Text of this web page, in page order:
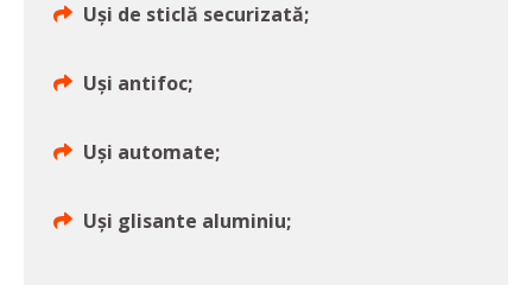
Uși de sticlă securizată;
Uși antifoc;
Uși automate;
Uși glisante aluminiu;